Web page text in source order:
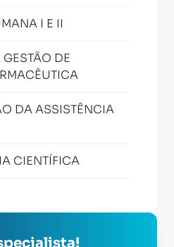
I E II
DE
DA ASSISTÊNCIA
CIENTÍFICA